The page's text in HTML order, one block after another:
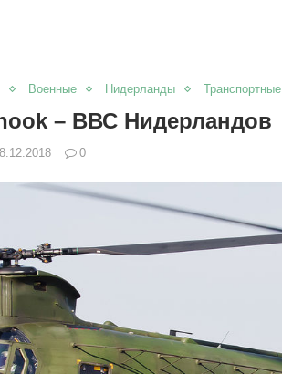
Военные Нидерланды Транспортные
– ВВС Нидерландов
0